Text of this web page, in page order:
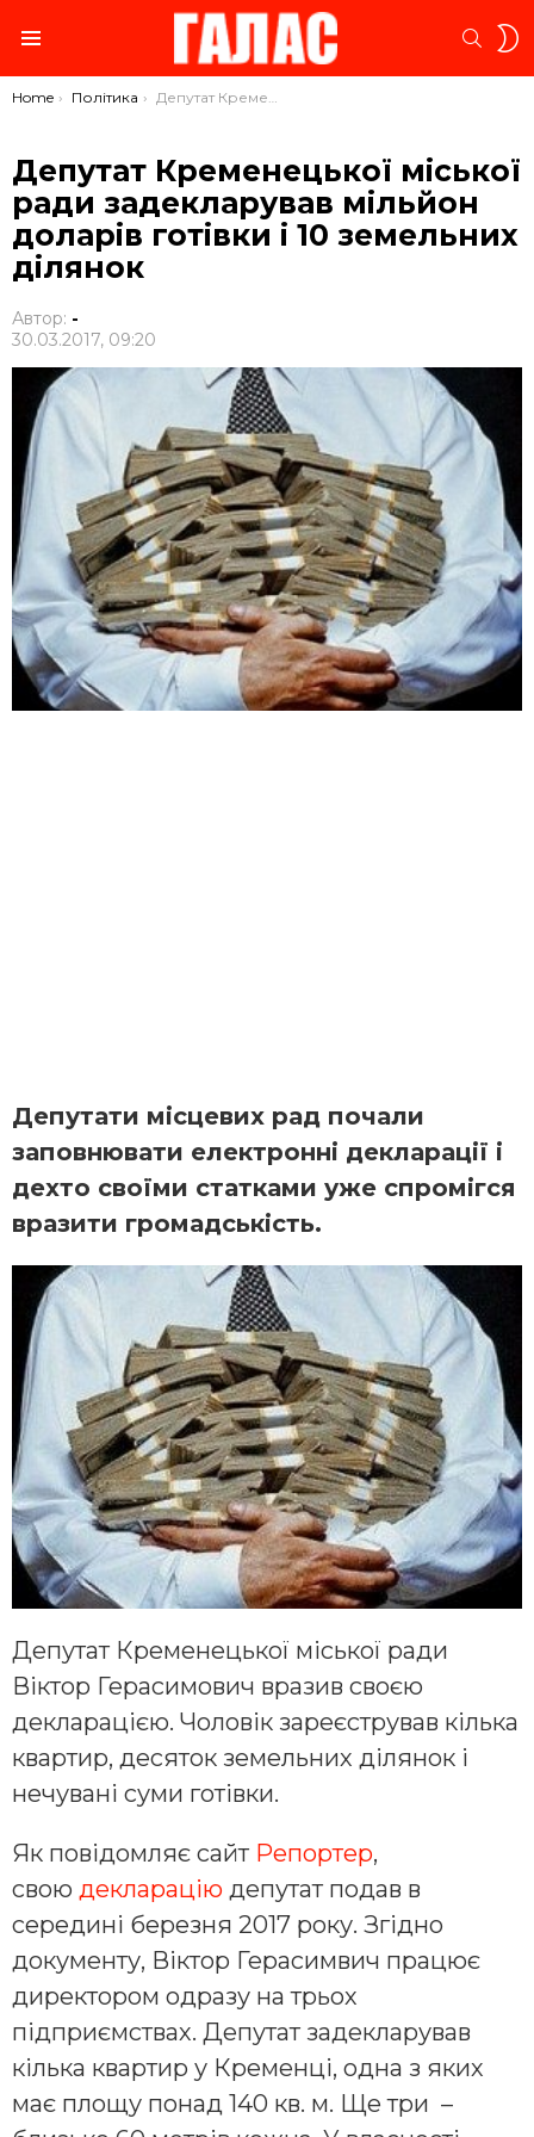
You are here:
Home Політика Депутат Кременецької міської ради задекларував мільйон доларів готівки і 10 земельних ділянок
Депутат Кременецької міської
ради задекларував мільйон
доларів готівки і 10 земельних
ділянок
Автор: -
30.03.2017, 09:20
Депутати місцевих рад почали
заповнювати електронні декларації і
дехто своїми статками уже спромігся
вразити громадськість.
Депутат Кременецької міської ради
Віктор Герасимович вразив своєю
декларацією. Чоловік зареєстрував кілька
квартир, десяток земельних ділянок і
нечувані суми готівки.
Як повідомляє сайт Репортер,
свою декларацію депутат подав в
середині березня 2017 року. Згідно
документу, Віктор Герасимвич працює
директором одразу на трьох
підприємствах. Депутат задекларував
кілька квартир у Кременці, одна з яких
має площу понад 140 кв. м. Ще три –